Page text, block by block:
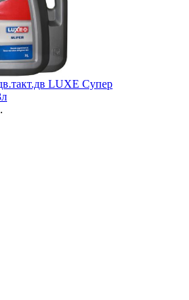
LUXE Супер